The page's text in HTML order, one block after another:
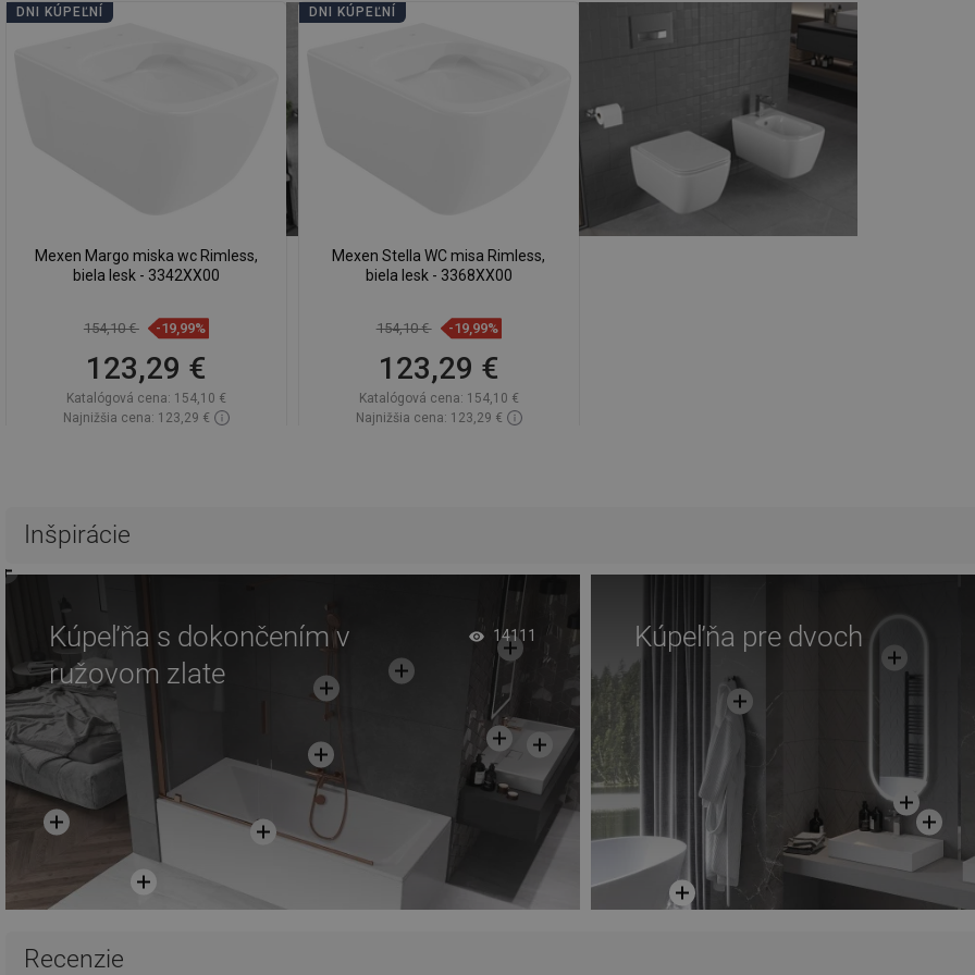
DNI KÚPEĽNÍ
Mexen Margo miska wc Rimless,
biela lesk - 3342XX00
154,10 € -19,99%
123,29 €
Katalógová cena: 154,10 €
Najnižšia cena: 123,29 €
Porovnaj
DNI KÚPEĽNÍ
Mexen Stella WC misa Rimless,
biela lesk - 3368XX00
154,10 € -19,99%
123,29 €
Katalógová cena: 154,10 €
Najnižšia cena: 123,29 €
Inšpirácie
Kúpeľňa s dokončením v
ružovom zlate
14111 Kúpeľňa pre dvoch
Recenzie